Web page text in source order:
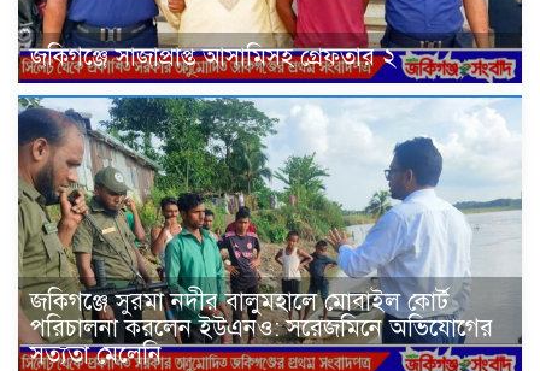
জকিগঞ্জে সাজাপ্রাপ্ত আসামিসহ গ্রেফতার ২
জকিগঞ্জে সুরমা নদীর বালুমহালে মোবাইল কোর্ট
পরিচালনা করলেন ইউএনও: সরেজমিনে অভিযোগের
সত্যতা মেলেনি